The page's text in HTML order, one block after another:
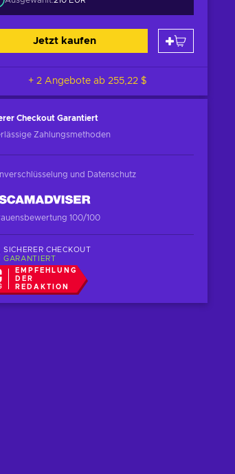
Jetzt kaufen
+ 2 Angebote ab 255,22 $
Checkout Garantiert
Zahlungsmethoden
und Datenschutz
100/100
SICHERER CHECKOUT
GARANTIERT
EMPFEHLUNG
DER
REDAKTION